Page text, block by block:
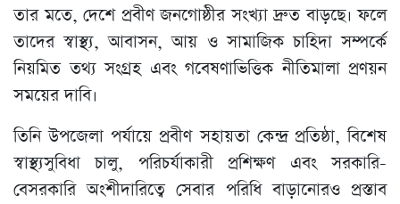
তার মতে, দেশে প্রবীণ জনগোষ্ঠীর সংখ্যা দ্রুত বাড়ছে। ফলে
তাদের স্বাস্থ্য, আবাসন, আয় ও সামাজিক চাহিদা সম্পর্কে
নিয়মিত তথ্য সংগ্রহ এবং গবেষণাভিত্তিক নীতিমালা প্রণয়ন
সময়ের দাবি।
তিনি উপজেলা পর্যায়ে প্রবীণ সহায়তা কেন্দ্র প্রতিষ্ঠা, বিশেষ
স্বাস্থ্যসুবিধা চালু, পরিচর্যাকারী প্রশিক্ষণ এবং সরকারি-
বেসরকারি অংশীদারিত্বে সেবার পরিধি বাড়ানোরও প্রস্তাব